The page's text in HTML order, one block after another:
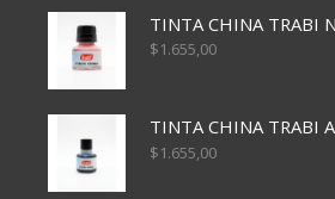
TINTA CHINA TRABI
$1.655,00
TINTA CHINA TRABI
$1.655,00